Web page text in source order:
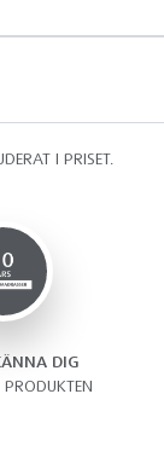
I PRISET.
DIG